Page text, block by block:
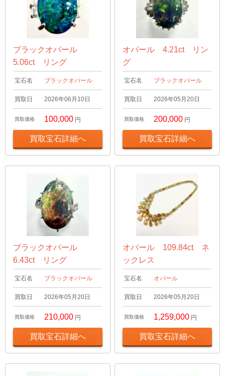
ブラックオパール
5.06ct リング
宝石名 ブラックオパール
買取日 2026年06月10日
買取価格 100,000 円
買取宝石詳細へ
オパール 4.21ct リン
グ
宝石名 ブラックオパール
買取日 2026年05月20日
買取価格 200,000 円
買取宝石詳細へ
ブラックオパール
6.43ct リング
宝石名 ブラックオパール
買取日 2026年05月20日
買取価格 210,000 円
買取宝石詳細へ
オパール 109.84ct ネ
ックレス
宝石名 オパール
買取日 2026年05月20日
買取価格 1,259,000 円
買取宝石詳細へ